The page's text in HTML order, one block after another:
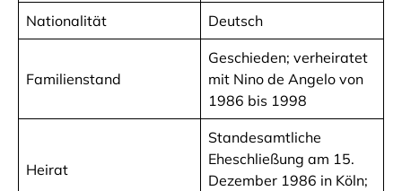
Nationalität Deutsch
Familienstand
Geschieden; verheiratet
mit Nino de Angelo von
1986 bis 1998
Heirat
Standesamtliche
Eheschließung am 15.
Dezember 1986 in Köln;